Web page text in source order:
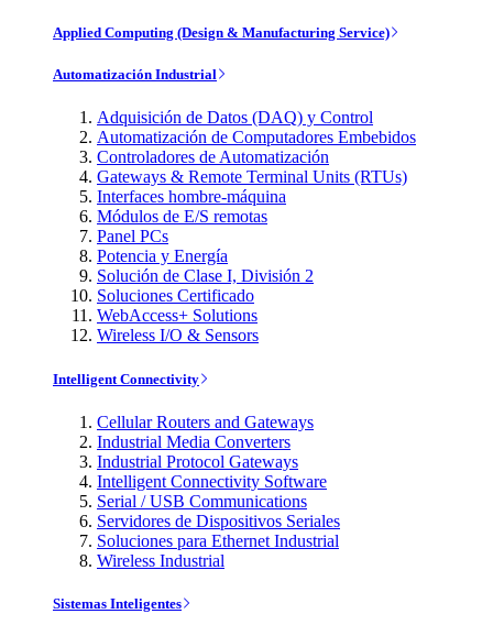
Applied Computing (Design & Manufacturing Service)
Automatización Industrial
Adquisición de Datos (DAQ) y Control
Automatización de Computadores Embebidos
Controladores de Automatización
Gateways & Remote Terminal Units (RTUs)
Interfaces hombre-máquina
Módulos de E/S remotas
Panel PCs
Potencia y Energía
Solución de Clase I, División 2
Soluciones Certificado
WebAccess+ Solutions
Wireless I/O & Sensors
Intelligent Connectivity
Cellular Routers and Gateways
Industrial Media Converters
Industrial Protocol Gateways
Intelligent Connectivity Software
Serial / USB Communications
Servidores de Dispositivos Seriales
Soluciones para Ethernet Industrial
Wireless Industrial
Sistemas Inteligentes